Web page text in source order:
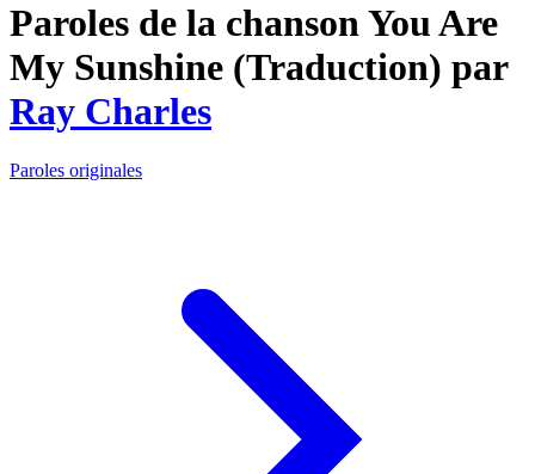
Paroles de la chanson You Are
My Sunshine (Traduction) par
Ray Charles
Paroles originales